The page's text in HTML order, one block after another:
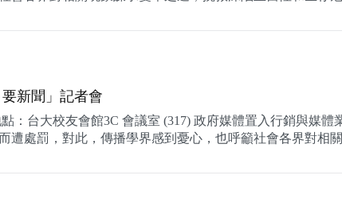
新聞」記者會
：台大校友會館3C 會議室 (317) 政府媒體置入行銷與媒體
遭處罰，對此，傳播學界感到憂心，也呼籲社會各界對相